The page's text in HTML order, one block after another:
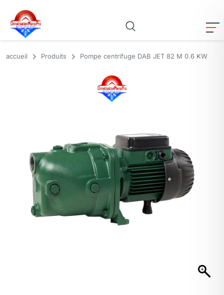
accueil Produits Pompe centrifuge DAB JET 82 M 0.6 KW